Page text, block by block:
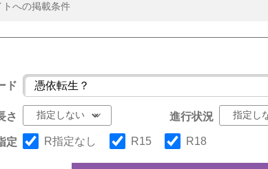
トへの掲載条件
ド
さ 進行状況
定 R指定なし R15 R18